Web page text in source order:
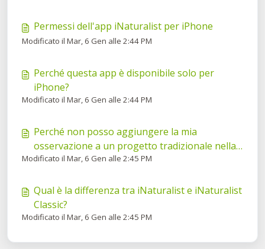
Permessi dell'app iNaturalist per iPhone
Modificato il Mar, 6 Gen alle 2:44 PM
Perché questa app è disponibile solo per
iPhone?
Modificato il Mar, 6 Gen alle 2:44 PM
Perché non posso aggiungere la mia
osservazione a un progetto tradizionale nella
nuova app per iPhone?
Modificato il Mar, 6 Gen alle 2:45 PM
Qual è la differenza tra iNaturalist e iNaturalist
Classic?
Modificato il Mar, 6 Gen alle 2:45 PM